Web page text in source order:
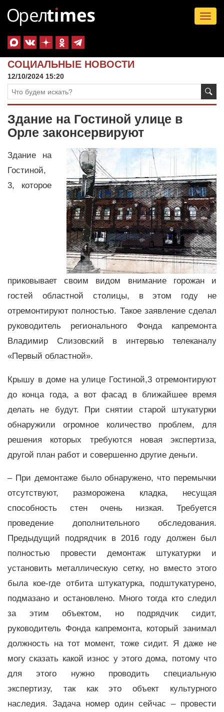
СОЦИАЛЬНЫЕ НОВОСТИ
12/10/2024 15:20
Здание на Гостиной улице в
Орле законсервируют
Здание на
Гостиной,
3, которое
приковывает своим видом внимание горожан и
гостей областной столицы, в этом году не
отремонтируют полностью. Такое заявление сделал
руководитель регионального Фонда капремонта
Владимир Слизовский в интервью телеканалу
«Первый областной».
Крышу в доме на улице Гостиной,3 отремонтируют
до конца года, а вот фасад в ближайшее время
делать не будут. При снятии старой штукатурки
обнаружили огромное количество проблем, для
решения которых требуются новая экспертиза,
другой план работ и совершенно другие деньги.
– При демонтаже было обнаружено, что перемычки
отсутствуют, разморожена кладка, несущая
способность стен очень низкая. Требуется
проведение дополнительного обследования.
Предыдущий подрядчик в 2016 году должен был
полностью провести демонтаж штукатурки и
установить металлическую сетку, но вместо этого
была кое-где отбита штукатурка, подштукатурено,
подмазано и остановлено. Много тогда кто следил
за этим объектом, но подрядчик сидит,
руководитель Фонда капремонта, который занимал
должность на тот момент, тоже сидит. Я даже не
могу сказать какой износ у этого дома, потому что
для этого нужно проводить специальную
экспертизу, так как это объект культурного
наследия. Задача номер один сейчас – провести